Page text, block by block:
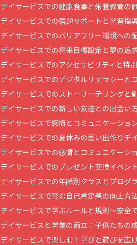
デイサービスでの健康食事と栄養教育の
デイサービスでの宿題サポートと学習指
デイサービスでのバリアフリー環境への
デイサービスでの将来目標設定と夢の追
デイサービスでのアクセサビリティと特
デイサービスでのデジタルリテラシーと
デイサービスでのストーリーテリングと
デイサービスでの新しい友達との出会い
デイサービスで感情とコミュニケーショ
デイサービスでの夏休みの思い出作りデ
デイサービスでの感情とコミュニケーシ
デイサービスでのプレゼント交換イベント
デイサービスでの年齢別クラスとプログ
デイサービスで育む自己肯定感の向上方
デイサービスで学ぶルールと規則～安全
デイサービスと学業の両立：子供たちの
デイサービスで楽しむ！学びと遊びを広